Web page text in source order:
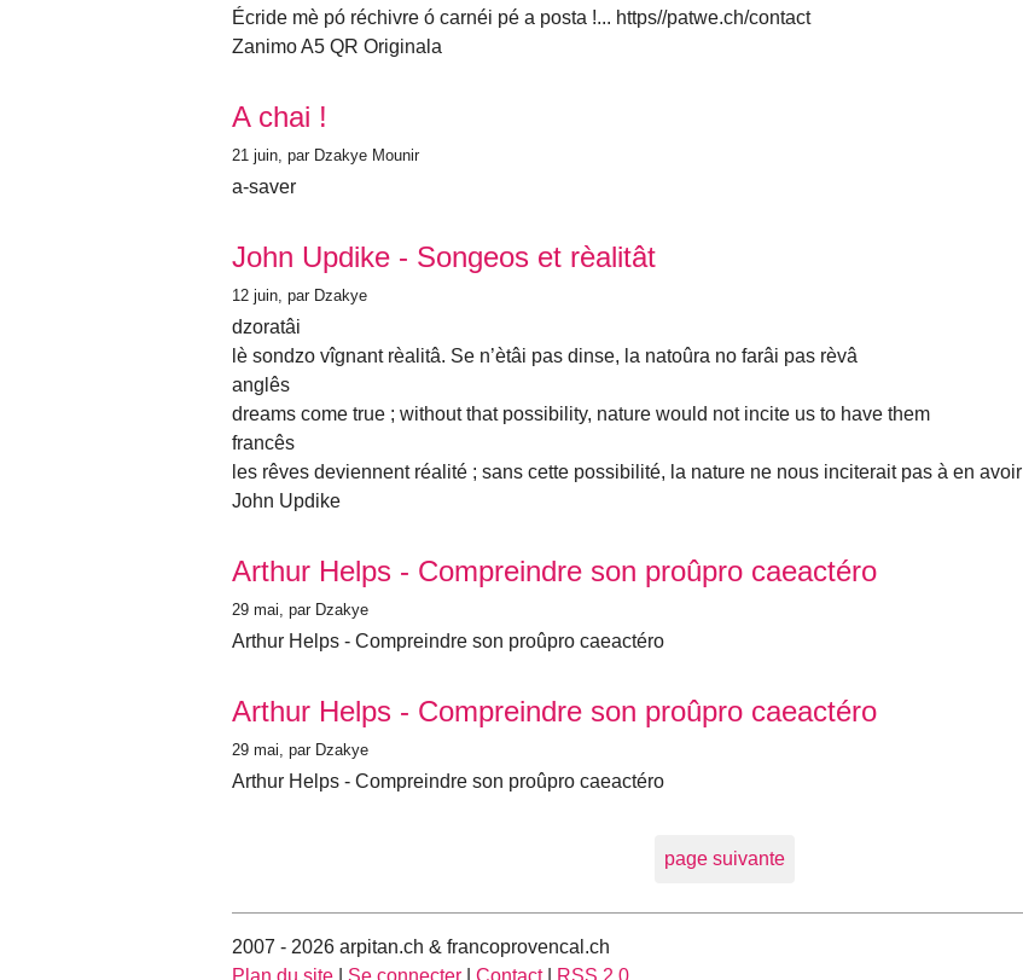
Écride mè pó réchivre ó carnéi pé a posta !... https//patwe.ch/contact
Zanimo A5 QR Originala
A chai !
21 juin , par Dzakye Mounir
a-saver
John Updike - Songeos et rèalitât
12 juin , par Dzakye
dzoratâi
lè sondzo vîgnant rèalitâ. Se n’ètâi pas dinse, la natoûra no farâi pas rèvâ
anglês
dreams come true ; without that possibility, nature would not incite us to have them
francês
les rêves deviennent réalité ; sans cette possibilité, la nature ne nous inciterait pas à en avoir
John Updike
Arthur Helps - Compreindre son proûpro caeactéro
29 mai , par Dzakye
Arthur Helps - Compreindre son proûpro caeactéro
Arthur Helps - Compreindre son proûpro caeactéro
29 mai , par Dzakye
Arthur Helps - Compreindre son proûpro caeactéro
page suivante
2007 - 2026 arpitan.ch & francoprovencal.ch
Plan du site
Se connecter Contact| RSS 2.0